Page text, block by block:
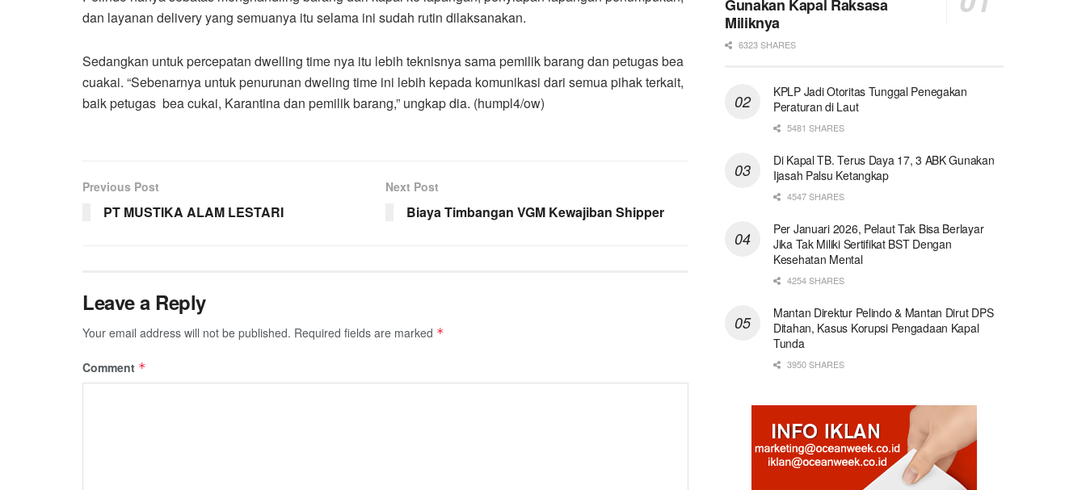
dan layanan delivery yang semuanya itu selama ini sudah rutin dilaksanakan.
Sedangkan untuk percepatan dwelling time nya itu lebih teknisnya sama pemilik barang dan petugas bea
cuakai. “Sebenarnya untuk penurunan dweling time ini lebih kepada komunikasi dari semua pihak terkait,
baik petugas bea cukai, Karantina dan pemilik barang,” ungkap dia. (humpl4/ow)
Previous Post
PT MUSTIKA ALAM LESTARI
Next Post
Biaya Timbangan VGM Kewajiban Shipper
Leave a Reply
Your email address will not be published. Required fields are marked *
Comment *
Gunakan Kapal Raksasa
Miliknya
6323 SHARES
KPLP Jadi Otoritas Tunggal Penegakan
Peraturan di Laut
5481 SHARES
Di Kapal TB. Terus Daya 17, 3 ABK Gunakan
Ijasah Palsu Ketangkap
4547 SHARES
Per Januari 2026, Pelaut Tak Bisa Berlayar
Jika Tak Miliki Sertifikat BST Dengan
Kesehatan Mental
4254 SHARES
Mantan Direktur Pelindo & Mantan Dirut DPS
Ditahan, Kasus Korupsi Pengadaan Kapal
Tunda
3950 SHARES